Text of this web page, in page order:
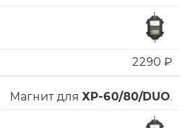
2290 ₽
Магнит для ХP-60/80/DUO.